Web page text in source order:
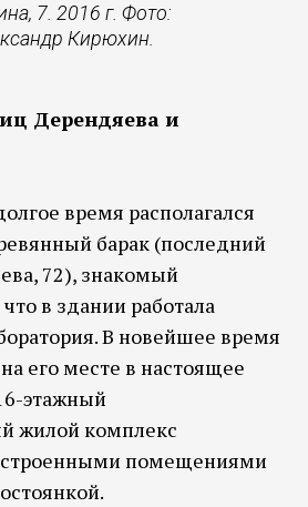
7. 2016 г. Фото:
Кирюхин.
Дерендяева и
время располагался
барак (последний
72), знакомый
в здании работала
В новейшее время
его месте в настоящее
этажный
жилой комплекс
помещениями